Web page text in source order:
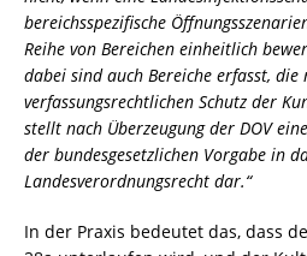
bereichsspezifische
Reihe von Bereichen einheitlich
dabei sind auch Bereiche erfasst, die
verfassungsrechtlichen Schutz der
stellt nach Überzeugung der DOV
der bundesgesetzlichen Vorgabe in
Landesverordnungsrecht dar.“
In der Praxis bedeutet das, dass